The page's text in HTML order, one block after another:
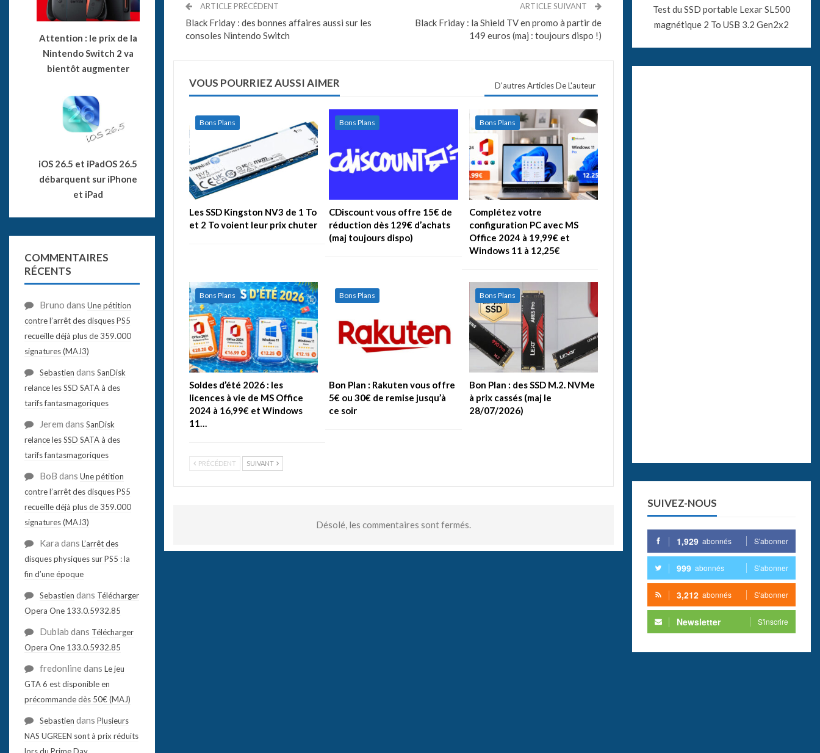
ARTICLE PRÉCÉDENT
Black Friday : des bonnes affaires aussi sur les
consoles Nintendo Switch
ARTICLE SUIVANT
Black Friday : la Shield TV en promo à partir de
149 euros (maj : toujours dispo !)
VOUS POURRIEZ AUSSI AIMER D'autres Articles De L'auteur
Bons Plans
Les SSD Kingston NV3 de 1 To
et 2 To voient leur prix chuter
Bons Plans
CDiscount vous offre 15€ de
réduction dès 129€ d’achats
(maj toujours dispo)
Bons Plans
Complétez votre
configuration PC avec MS
Office 2024 à 19,99€ et
Windows 11 à 12,25€
Bons Plans
Soldes d’été 2026 : les
licences à vie de MS Office
2024 à 16,99€ et Windows
11…
Bons Plans
Bon Plan : Rakuten vous offre
5€ ou 30€ de remise jusqu’à
ce soir
Bons Plans
Bon Plan : des SSD M.2. NVMe
à prix cassés (maj le
28/07/2026)
PRÉCÉDENT SUIVANT
Désolé, les commentaires sont fermés.
Test du SSD portable Lexar SL500
magnétique 2 To USB 3.2 Gen2x2
SUIVEZ-NOUS
1,929 abonnés S'abonner
999 abonnés S'abonner
3,212 abonnés S'abonner
Newsletter S'inscrire
Attention : le prix de la
Nintendo Switch 2 va
bientôt augmenter
iOS 26.5 et iPadOS 26.5
débarquent sur iPhone
et iPad
COMMENTAIRES
RÉCENTS
Bruno dans Une pétition
contre l’arrêt des disques PS5
recueille déjà plus de 359.000
signatures (MAJ3)
Sebastien dans SanDisk
relance les SSD SATA à des
tarifs fantasmagoriques
Jerem dans SanDisk
relance les SSD SATA à des
tarifs fantasmagoriques
BoB dans Une pétition
contre l’arrêt des disques PS5
recueille déjà plus de 359.000
signatures (MAJ3)
Kara dans L’arrêt des
disques physiques sur PS5 : la
fin d’une époque
Sebastien dans Télécharger
Opera One 133.0.5932.85
Dublab dans Télécharger
Opera One 133.0.5932.85
fredonlinedans Le jeu
GTA 6 est disponible en
précommande dès 50€ (MAJ)
Sebastien dans Plusieurs
NAS UGREEN sont à prix réduits
lors du Prime Day